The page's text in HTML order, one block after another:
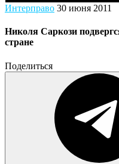
Интерправо 30 июня 2011
Николя Саркози
стране
Поделиться